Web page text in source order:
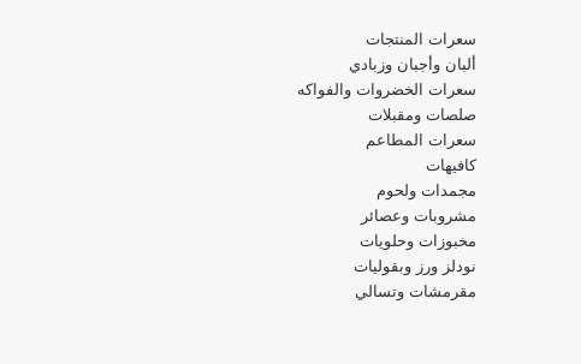
سعرات المنتجات
ألبان وأجبان وزبادي
سعرات الخضروات والفواكه
صلصات ومقبلات
سعرات المطاعم
كافيهات
مجمدات ولحوم
مشروبات وعصائر
مخبوزات وحلويات
نودلز ورز وبقوليات
مقرمشات وتسالي